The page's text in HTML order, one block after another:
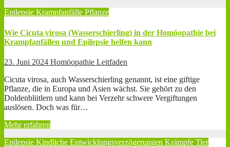
Epilepsie Krampfanfälle Pflanze
Wie Cicuta virosa (Wasserschierling) in der Homöopathie bei
Krampfanfällen und Epilepsie helfen kann
23. Juni 2024 Homöopathie Leitfaden
Cicuta virosa, auch Wasserschierling genannt, ist eine giftige
Pflanze, die in Europa und Asien wächst. Sie gehört zu den
Doldenblütlern und kann bei Verzehr schwere Vergiftungen
auslösen. Doch was für…
Mehr erfahren
Epilepsie Kindliche Entwicklungsverzögerungen Krämpfe Tier